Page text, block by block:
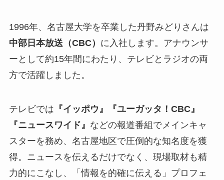
1996年、名古屋大学を卒業した丹野みどりさんは
中部日本放送（CBC） に入社します。アナウンサ
ーとして約15年間にわたり、テレビとラジオの両
方で活躍しました。
テレビでは 『イッポウ』『ユーガッタ！CBC』
『ニュースワイド』 などの報道番組でメインキャ
スターを務め、名古屋地区で圧倒的な知名度を獲
得。ニュースを伝えるだけでなく、現場取材も精
力的にこなし、「情報を的確に伝える」プロフェ